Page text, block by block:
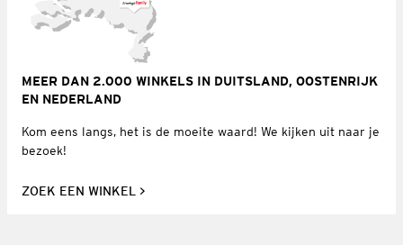
MEER DAN 2.000 WINKELS IN DUITSLAND, OOSTENRIJK
EN NEDERLAND
Kom eens langs, het is de moeite waard! We kijken uit naar je
bezoek!
ZOEK EEN WINKEL